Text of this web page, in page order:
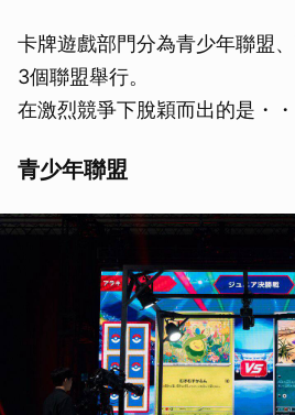
卡牌遊戲部門分為青少年聯盟
3個聯盟舉行。
在激烈競爭下脫穎而出的是・・
青少年聯盟